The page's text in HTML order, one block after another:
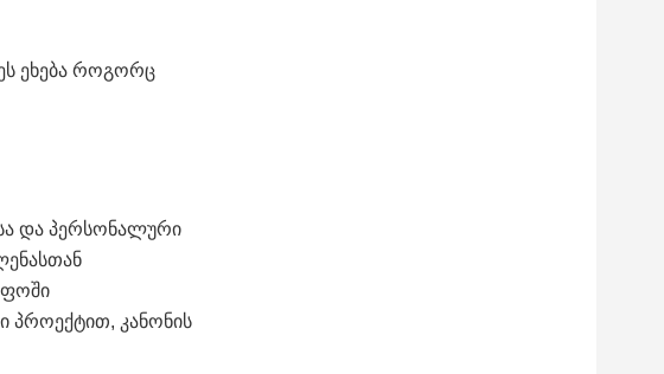
ეხება როგორც
და პერსონალური
პროექტით, კანონის